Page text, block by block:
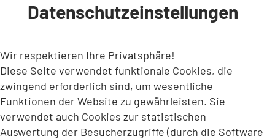
INHALT ANSPRINGEN
Datenschutzeinstellungen
Wir respektieren Ihre Privatsphäre!
Diese Seite verwendet funktionale Cookies, die
zwingend erforderlich sind, um wesentliche
Funktionen der Website zu gewährleisten. Sie
verwendet auch Cookies zur statistischen
Auswertung der Besucherzugriffe (durch die Software